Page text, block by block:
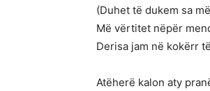
(Duhet të dukem sa
Më vërtitet nëpër
Derisa jam në kokërr
Atëherë kalon aty